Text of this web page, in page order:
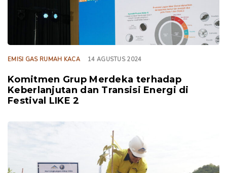
EMISI GAS RUMAH KACA 14 AGUSTUS 2024
Komitmen Grup Merdeka terhadap
Keberlanjutan dan Transisi Energi di
Festival LIKE 2